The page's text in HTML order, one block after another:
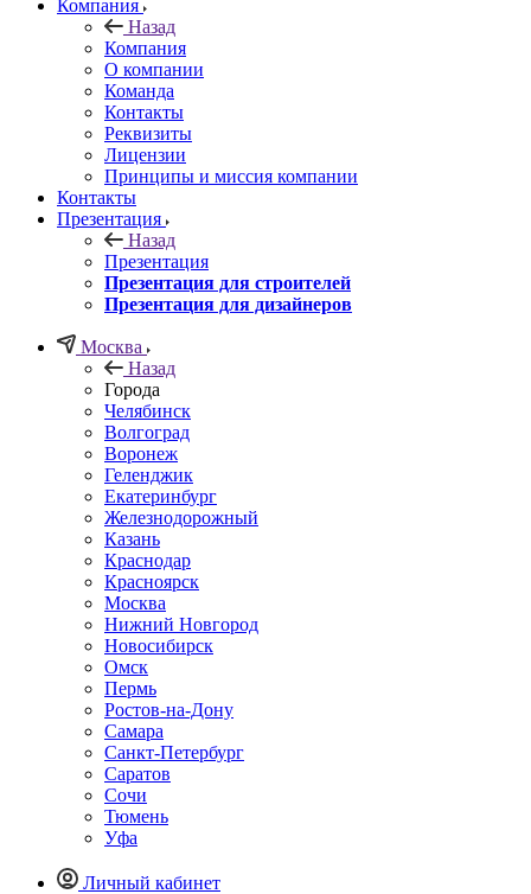
Компания
Назад
Компания
О компании
Команда
Контакты
Реквизиты
Лицензии
Принципы и миссия компании
Контакты
Презентация
Назад
Презентация
Презентация для строителей
Презентация для дизайнеров
Москва
Назад
Города
Челябинск
Волгоград
Воронеж
Геленджик
Екатеринбург
Железнодорожный
Казань
Краснодар
Красноярск
Москва
Нижний Новгород
Новосибирск
Омск
Пермь
Ростов-на-Дону
Самара
Санкт-Петербург
Саратов
Сочи
Тюмень
Уфа
Личный кабинет